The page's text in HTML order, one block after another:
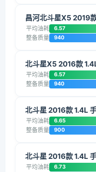
昌河北斗星X5 2019
平均油耗 6.57
整备质量 940
北斗星X5 2016款
平均油耗 6.57
整备质量 940
北斗星 2016款 1.4L
平均油耗 6.65
整备质量 900
北斗星 2016款 1.4L
平均油耗 6.73